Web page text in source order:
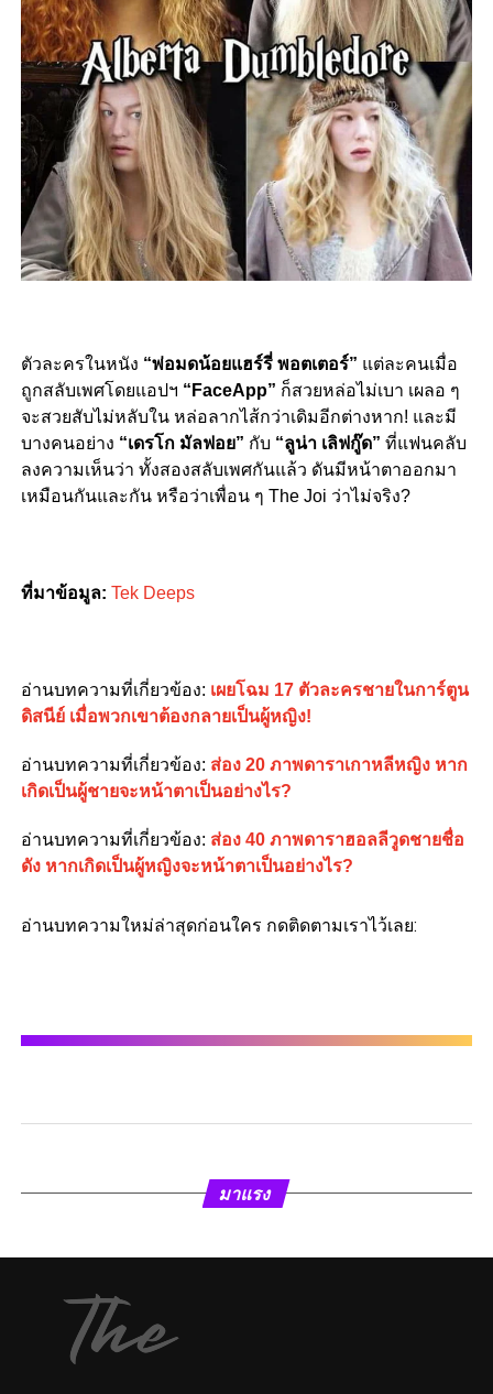
ตัวละครในหนัง “พ่อมดน้อยแฮร์รี่ พอตเตอร์” แต่ละคนเมื่อ
ถูกสลับเพศโดยแอปฯ “FaceApp” ก็สวยหล่อไม่เบา เผลอ ๆ
จะสวยสับไม่หลับใน หล่อลากไส้กว่าเดิมอีกต่างหาก! และมี
บางคนอย่าง “เดรโก มัลฟอย” กับ “ลูน่า เลิฟกู๊ด” ที่แฟนคลับ
ลงความเห็นว่า ทั้งสองสลับเพศกันแล้ว ดันมีหน้าตาออกมา
เหมือนกันและกัน หรือว่าเพื่อน ๆ The Joi ว่าไม่จริง?
ที่มาข้อมูล: Tek Deeps
อ่านบทความที่เกี่ยวข้อง: เผยโฉม 17 ตัวละครชายในการ์ตูน
ดิสนีย์ เมื่อพวกเขาต้องกลายเป็นผู้หญิง!
อ่านบทความที่เกี่ยวข้อง: ส่อง 20 ภาพดาราเกาหลีหญิง หาก
เกิดเป็นผู้ชายจะหน้าตาเป็นอย่างไร?
อ่านบทความที่เกี่ยวข้อง: ส่อง 40 ภาพดาราฮอลลีวูดชายชื่อ
ดัง หากเกิดเป็นผู้หญิงจะหน้าตาเป็นอย่างไร?
อ่านบทความใหม่ล่าสุดก่อนใคร กดติดตามเราไว้เลย:
มาแรง